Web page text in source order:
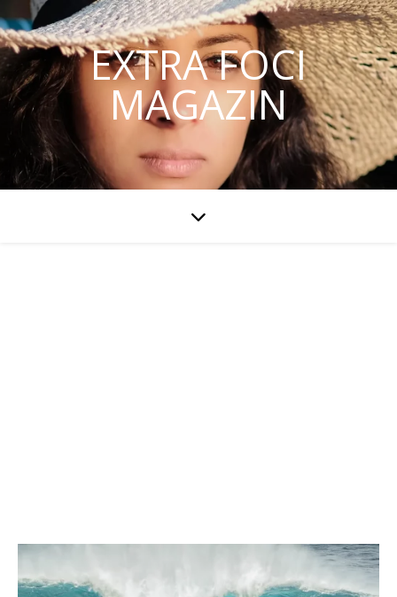
EXTRA FOCI
MAGAZIN